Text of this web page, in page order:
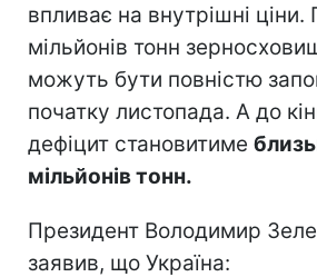
впливає на внутрішні
мільйонів тонн
можуть бути повністю
початку листопада. А до
дефіцит становитиме
мільйонів тонн.
Президент Володимир
заявив, що Україна: